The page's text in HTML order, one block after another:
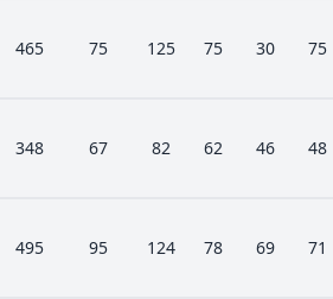
465 75 125 75 30 75
348 67 82 62 46 48
495 95 124 78 69 71